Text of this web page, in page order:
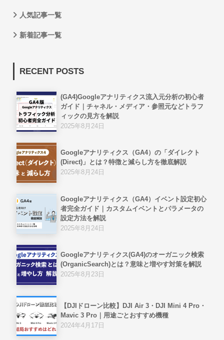
人気記事一覧
新着記事一覧
RECENT POSTS
(GA4)Googleアナリティクス流入元分析の初心者
ガイド｜チャネル・メディア・参照元などトラフ
ィックの見方を解説
2025年8月24日
Googleアナリティクス（GA4）の「ダイレクト
(Direct)」とは？特徴と減らし方を徹底解説
2025年8月24日
Googleアナリティクス（GA4）イベント設定初心
者完全ガイド｜カスタムイベントとパラメータの
設定方法を解説
2025年8月24日
Googleアナリティクス(GA4)のオーガニック検索
(OrganicSearch)とは？意味と増やす対策を解説
2025年8月23日
【DJIドローン比較】DJI Air 3・DJI Mini 4 Pro・
Mavic 3 Pro｜用途ごとおすすめ機種
2024年4月17日